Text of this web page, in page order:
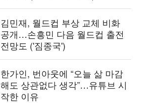
김민재, 월드컵 부상 교체 비화
공개…손흥민 다음 월드컵 출전
전망도 ('짐종국')
한가인, 번아웃에 “오늘 삶 마감
해도 상관없다 생각”…유튜브 시
작한 이유